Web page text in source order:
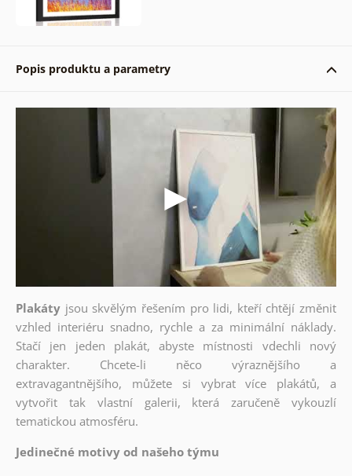
Popis produktu a parametry
Plakáty jsou skvělým řešením pro lidi, kteří chtějí změnit
vzhled interiéru snadno, rychle a za minimální náklady.
Stačí jen jeden plakát, abyste místnosti vdechli nový
charakter. Chcete-li něco výraznějšího a
extravagantnějšího, můžete si vybrat více plakátů, a
vytvořit tak vlastní galerii, která zaručeně vykouzlí
tematickou atmosféru.
Jedinečné motivy od našeho týmu